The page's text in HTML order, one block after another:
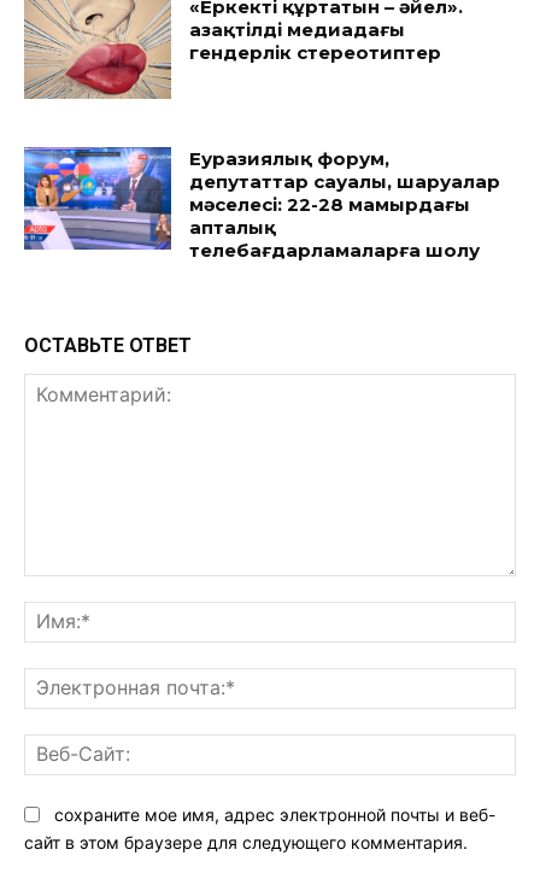
«Еркекті құртатын – әйел».
Қазақтілді медиадағы
гендерлік стереотиптер
Еуразиялық форум,
депутаттар сауалы, шаруалар
мәселесі: 22-28 мамырдағы
апталық
телебағдарламаларға шолу
ОСТАВЬТЕ ОТВЕТ
сохраните мое имя, адрес электронной почты и веб-
сайт в этом браузере для следующего комментария.